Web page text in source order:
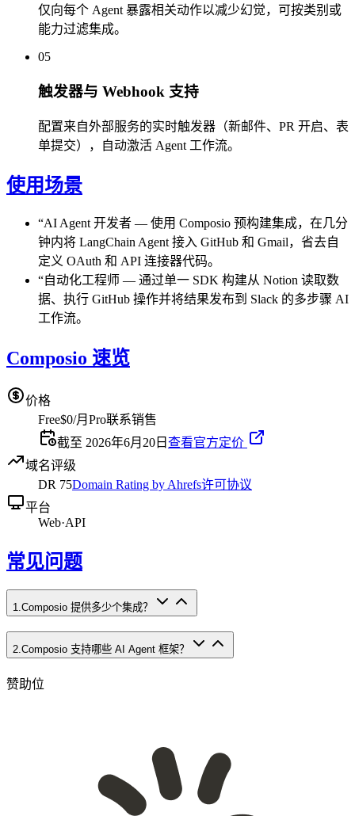
仅向每个 Agent 暴露相关动作以减少幻觉，可按类别或
能力过滤集成。
05
触发器与 Webhook 支持
配置来自外部服务的实时触发器（新邮件、PR 开启、表
单提交），自动激活 Agent 工作流。
使用场景
“AI Agent 开发者 — 使用 Composio 预构建集成，在几分
钟内将 LangChain Agent 接入 GitHub 和 Gmail，省去自
定义 OAuth 和 API 连接器代码。
“自动化工程师 — 通过单一 SDK 构建从 Notion 读取数
据、执行 GitHub 操作并将结果发布到 Slack 的多步骤 AI
工作流。
Composio 速览
价格
Free$0/月 Pro联系销售
截至 2026年6月20日 查看官方定价
域名评级
DR 75Domain Rating by Ahrefs许可协议
平台
Web·API
常见问题
1.Composio 提供多少个集成？
2 Composio 支持哪些 AI Agent 框架？
赞助位